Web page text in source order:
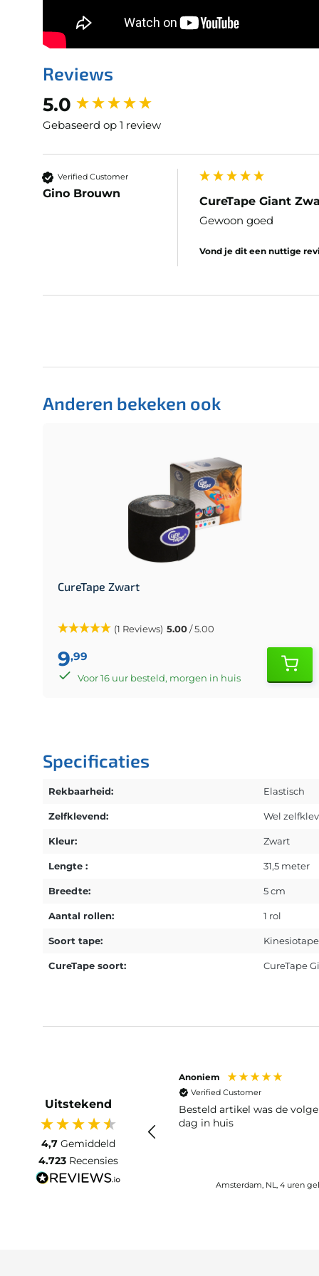
Reviews
5.0
Gebaseerd op 1 review
Verified Customer
Gino Brouwn
CureTape Giant
Gewoon goed
Vond je dit een nuttige
New content loaded
Anderen bekeken ook
CureTape Zwart
(1 Reviews) 5.00/ 5.00
9,99
Voor 16 uur besteld, morgen in huis
Specificaties
Rekbaarheid: Elastisch
Zelfklevend: Wel
Kleur: Zwart
Lengte : 31,5 meter
Breedte: 5 cm
Aantal rollen: 1 rol
Soort tape: Kinesiotape
CureTape soort: CureTape
Uitstekend
4,7 Gemiddeld
4.723 Recensies
Anoniem
Verified Customer
Besteld artikel was de
dag in huis
Amsterdam, NL, 4 uren